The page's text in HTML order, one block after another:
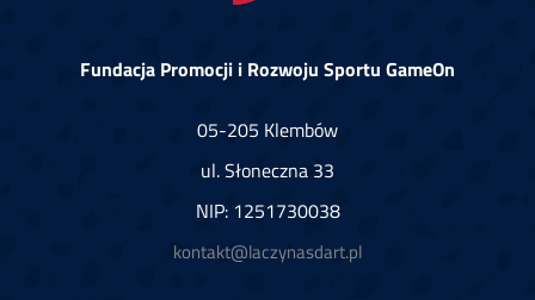
Fundacja Promocji i Rozwoju Sportu GameOn
05-205 Klembów
ul. Słoneczna 33
NIP: 1251730038
kontakt@laczynasdart.pl